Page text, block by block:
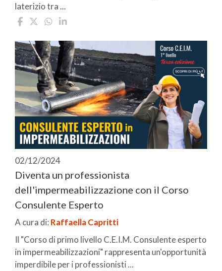
laterizio tra ...
02/12/2024
Diventa un professionista
dell'impermeabilizzazione con il Corso
Consulente Esperto
A cura di: Raffaella Capritti
Il "Corso di primo livello C.E.I.M. Consulente esperto
in impermeabilizzazioni" rappresenta un'opportunità
imperdibile per i professionisti ...